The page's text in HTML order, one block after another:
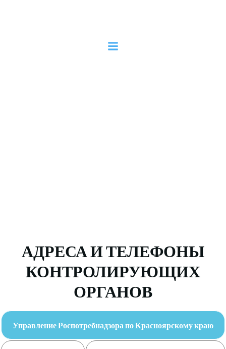
АДРЕСА И ТЕЛЕФОНЫ
КОНТРОЛИРУЮЩИХ
ОРГАНОВ
Управление Роспотребнадзора по Красноярскому краю